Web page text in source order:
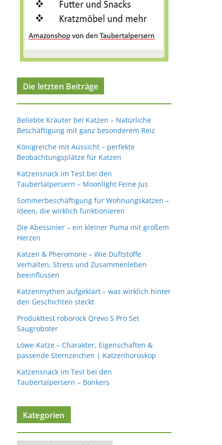
Die letzten Beiträge
Beliebte Kräuter bei Katzen – Natürliche
Beschäftigung mit ganz besonderem Reiz
Königreiche mit Aussicht – perfekte
Beobachtungsplätze für Katzen
Katzensnack im Test bei den
Taubertalpersern – Moonlight Feine Jus
Sommerbeschäftigung für Wohnungskatzen –
Ideen, die wirklich funktionieren
Die Abessinier – ein kleiner Puma mit großem
Herzen
Katzen & Pheromone – Wie Duftstoffe
Verhalten, Stress und Zusammenleben
beeinflussen
Katzenmythen aufgeklärt – was wirklich hinter
den Geschichten steckt
Produkttest roborock Qrevo S Pro Set
Saugroboter
Löwe-Katze – Charakter, Eigenschaften &
passende Sternzeichen | Katzenhoroskop
Katzensnack im Test bei den
Taubertalpersern – Bonkers
Kategorien